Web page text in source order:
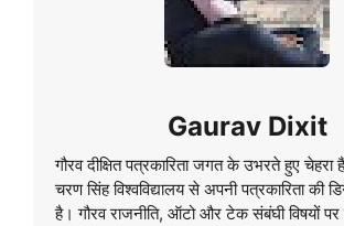
Gaurav Dixit
गौरव दीक्षित पत्रकारिता जगत के उभरते हुए चेहरा
चरण सिंह विश्वविद्यालय से अपनी पत्रकारिता की
है। गौरव राजनीति, ऑटो और टेक संबंघी विषयों